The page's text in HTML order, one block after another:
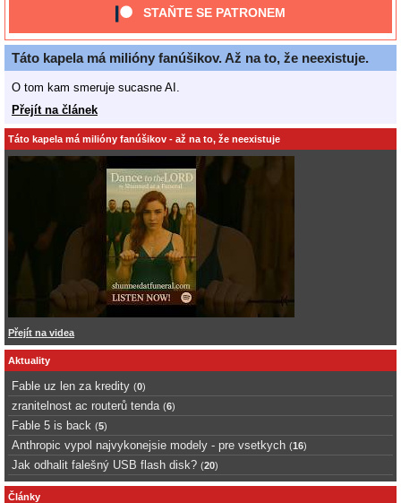
STAŇTE SE PATRONEM
Táto kapela má milióny fanúšikov. Až na to, že neexistuje.
O tom kam smeruje sucasne AI.
Přejít na článek
Táto kapela má milióny fanúšikov - až na to, že neexistuje
Přejít na videa
Aktuality
Fable uz len za kredity (0)
zranitelnost ac routerů tenda (6)
Fable 5 is back (5)
Anthropic vypol najvykonejsie modely - pre vsetkych (16)
Jak odhalit falešný USB flash disk? (20)
Články